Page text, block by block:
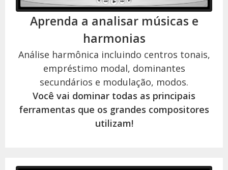
Aprenda a analisar músicas e
harmonias
Análise harmônica incluindo centros tonais,
empréstimo modal, dominantes
secundários e modulação, modos.
Você vai dominar todas as principais
ferramentas que os grandes compositores
utilizam!